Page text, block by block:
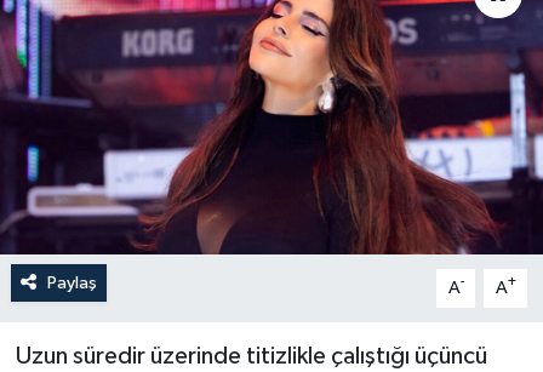
Paylaş A- A+
Uzun süredir üzerinde titizlikle çalıştığı üçüncü